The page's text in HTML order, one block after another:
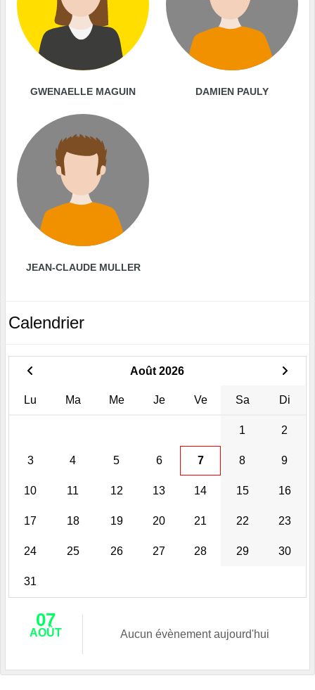
GWENAELLE MAGUIN DAMIEN PAULY
JEAN-CLAUDE MULLER
Calendrier
Août 2026
Lu Ma Me Je Ve Sa Di
1 2
3 4 5 6 7 8 9
10 11 12 13 14 15 16
17 18 19 20 21 22 23
24 25 26 27 28 29 30
31
07
AOÛT Aucun évènement aujourd'hui